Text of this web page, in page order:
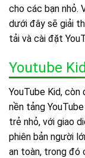
cho các bạn nhỏ.
dưới đây sẽ giải
tải và cài đặt
Youtube
YouTube Kid,
nền tảng
trẻ nhỏ, với giao
phiên bản người
an toàn, trong đó